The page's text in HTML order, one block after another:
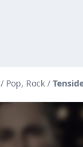
/ Pop, Rock /